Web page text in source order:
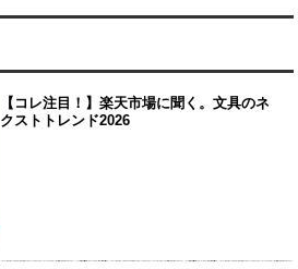
【コレ注目！】楽天市場に聞く。文具のネ
クストトレンド2026